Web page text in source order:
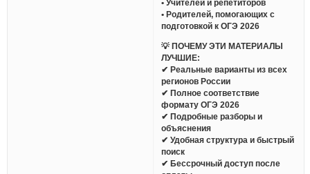
• Учителей и репетиторов
• Родителей, помогающих с
подготовкой к ОГЭ 2026
💡 ПОЧЕМУ ЭТИ МАТЕРИАЛЫ
ЛУЧШИЕ:
✔ Реальные варианты из всех
регионов России
✔ Полное соответствие
формату ОГЭ 2026
✔ Подробные разборы и
объяснения
✔ Удобная структура и быстрый
поиск
✔ Бессрочный доступ после